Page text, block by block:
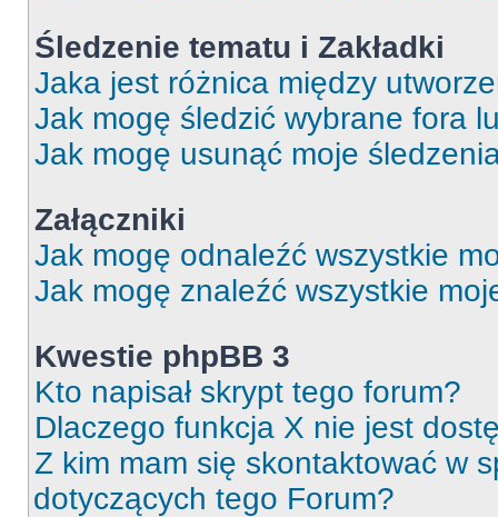
Śledzenie tematu i Zakładki
Jaka jest różnica między
Jak mogę śledzić wybrane fora
Jak mogę usunąć moje
Załączniki
Jak mogę odnaleźć wszystkie
Jak mogę znaleźć wszystkie
Kwestie phpBB 3
Kto napisał skrypt tego forum?
Dlaczego funkcja X nie jest
Z kim mam się skontaktować w
dotyczących tego Forum?